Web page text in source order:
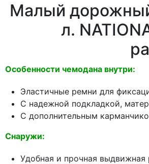
Малый
л.
Особенности чемодана внутри:
Эластичные ремни для
С надежной подкладкой,
С дополнительным
Снаружи:
Удобная и прочная